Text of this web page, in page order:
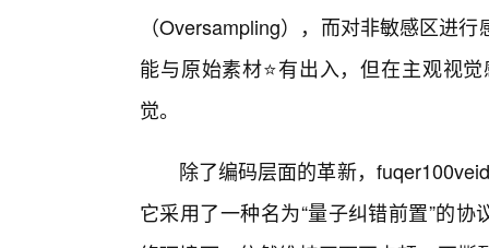
（Oversampling），而对非敏感区进
能与原始素材⭐有出入，但在主观视
觉。
除了编码层面的革新，
它采用了一种名为“量子纠错前置”的